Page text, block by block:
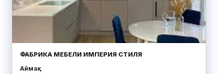
ФАБРИКА МЕБЕЛИ ИМПЕРИЯ СТИЛЯ
Аймақ: